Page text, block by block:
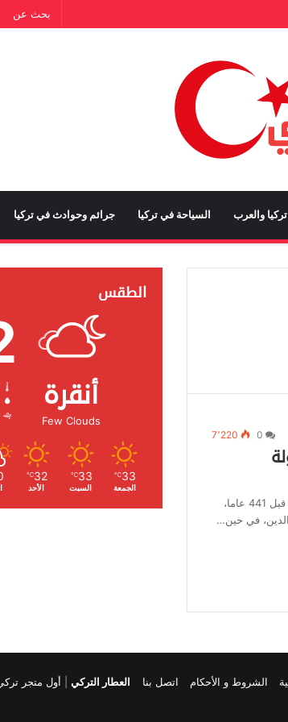
تركيا والعرب السياحة في تركيا جرائم وحوادث في تركيا
7٬220
تأسس أول مرصد فلكي في الدولة العثمانية قبل 441 عاما،
في حين…
الطقس
أنقرة
Few Clouds
33
℃
الجمعة
33
℃
السبت
32
℃
الأحد
العطار التركي أول متجر الشروط و الأحكام اتصل بنا